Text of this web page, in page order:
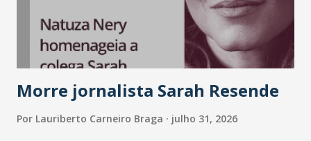
consistência, e nesta edição isso fica ainda mais claro.
Vamos reforçar que ser genuíno sustenta a confiança entre
marcas, pessoas e mercado", afirma Tamires So...
Morre jornalista Sarah Resende
Por Lauriberto Carneiro Braga julho 31, 2026